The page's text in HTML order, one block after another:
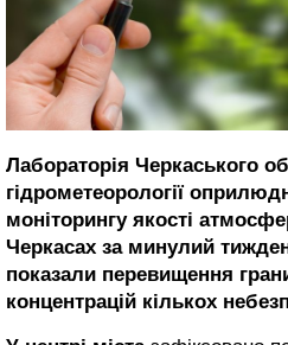
Лабораторія Черкаського
гідрометеорології
моніторингу якості
Черкасах за минулий
показали перевищення
концентрацій кількох